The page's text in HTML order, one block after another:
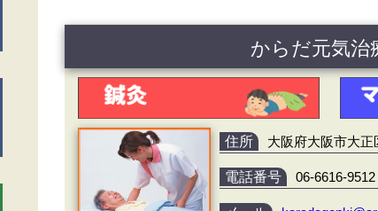
からだ元気治
住所 大阪府大阪市大正
電話番号 06-6616-9512